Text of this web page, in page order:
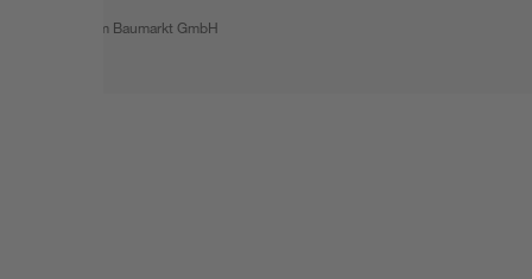
© 2026 toom Baumarkt GmbH